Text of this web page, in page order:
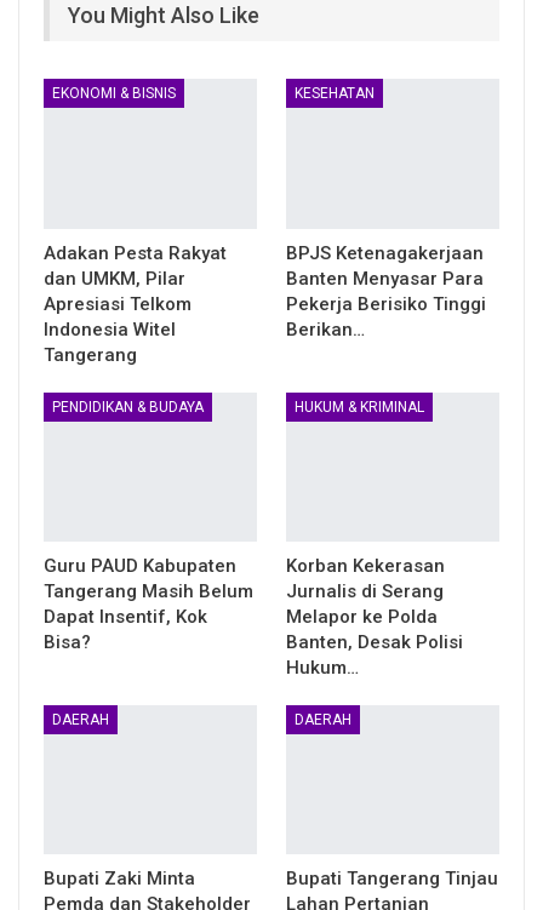
You Might Also Like
EKONOMI & BISNIS
Adakan Pesta Rakyat
dan UMKM, Pilar
Apresiasi Telkom
Indonesia Witel
Tangerang
KESEHATAN
BPJS Ketenagakerjaan
Banten Menyasar Para
Pekerja Berisiko Tinggi
Berikan…
PENDIDIKAN & BUDAYA
Guru PAUD Kabupaten
Tangerang Masih Belum
Dapat Insentif, Kok
Bisa?
HUKUM & KRIMINAL
Korban Kekerasan
Jurnalis di Serang
Melapor ke Polda
Banten, Desak Polisi
Hukum…
DAERAH
Bupati Zaki Minta
Pemda dan Stakeholder
DAERAH
Bupati Tangerang Tinjau
Lahan Pertanian